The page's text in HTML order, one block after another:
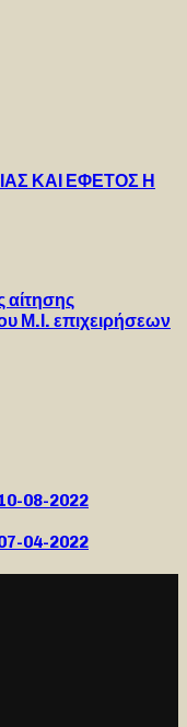
ΚΑΙ ΕΦΕΤΟΣ Η
αίτησης
Μ.Ι. επιχειρήσεων
10-08-2022
07-04-2022